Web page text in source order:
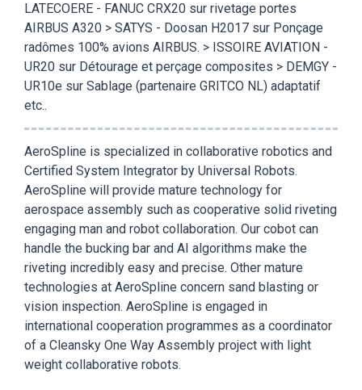
LATECOERE - FANUC CRX20 sur rivetage portes
AIRBUS A320 > SATYS - Doosan H2017 sur Ponçage
radômes 100% avions AIRBUS. > ISSOIRE AVIATION -
UR20 sur Détourage et perçage composites > DEMGY -
UR10e sur Sablage (partenaire GRITCO NL) adaptatif
etc..
AeroSpline is specialized in collaborative robotics and
Certified System Integrator by Universal Robots.
AeroSpline will provide mature technology for
aerospace assembly such as cooperative solid riveting
engaging man and robot collaboration. Our cobot can
handle the bucking bar and AI algorithms make the
riveting incredibly easy and precise. Other mature
technologies at AeroSpline concern sand blasting or
vision inspection. AeroSpline is engaged in
international cooperation programmes as a coordinator
of a Cleansky One Way Assembly project with light
weight collaborative robots.